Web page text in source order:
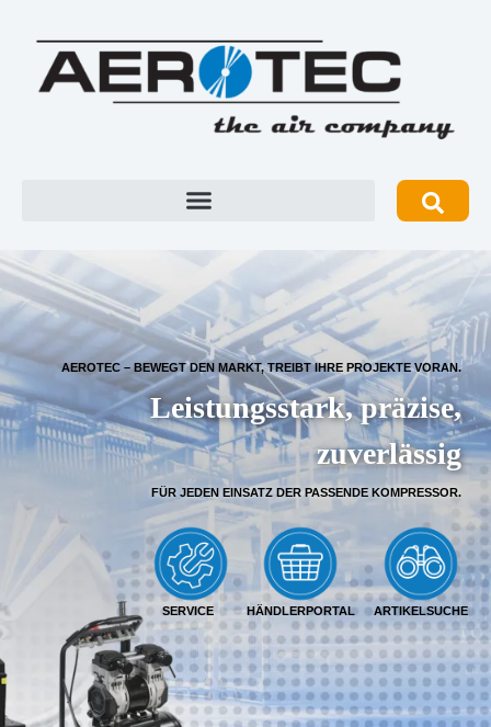
FÜR JEDEN EINSATZ DER PASSENDE KOMPRESSOR.
SERVICE
Leistungsstark, präzise,
zuverlässig
AEROTEC – BEWEGT DEN MARKT, TREIBT IHRE PROJEKTE VORAN.
HÄNDLERPORTAL ARTIKELSUCHE